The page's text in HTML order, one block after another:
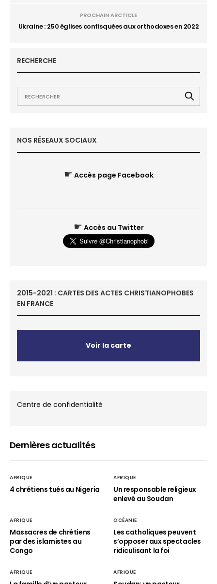
PROCHAIN ARCTICLE
Ukraine : 250 églises confisquées aux orthodoxes en 2022
RECHERCHE
NOS RÉSEAUX SOCIAUX
☛ Accès page Facebook
☛ Accès au Twitter
2015-2021 : CARTES DES ACTES CHRISTIANOPHOBES
EN FRANCE
Voir la carte
Centre de confidentialité
Dernières actualités
AFRIQUE
4 chrétiens tués au Nigeria
AFRIQUE
Un responsable religieux
enlevé au Soudan
AFRIQUE
Massacres de chrétiens
par des islamistes au
Congo
OCÉANIE
Les catholiques peuvent
s’opposer aux spectacles
ridiculisant la foi
AFRIQUE AFRIQUE